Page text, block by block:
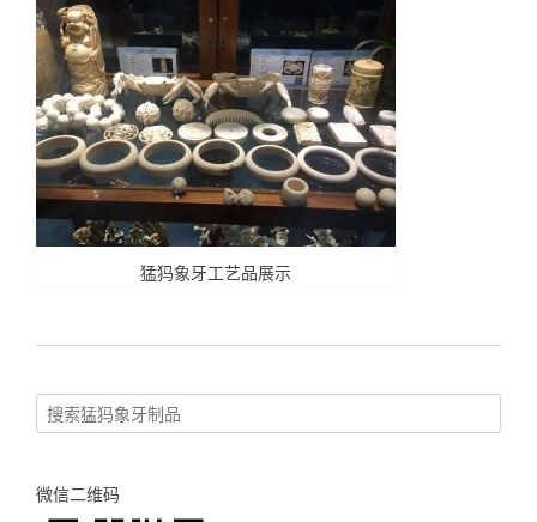
猛犸象牙工艺品展示
微信二维码